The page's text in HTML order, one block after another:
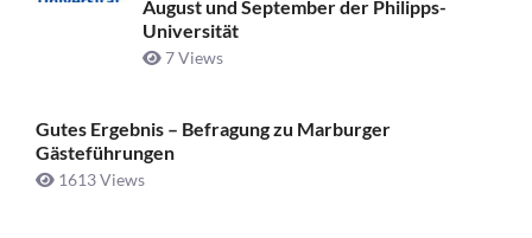
August und September der Philipps-
Universität
7 Views
Gutes Ergebnis – Befragung zu Marburger
Gästeführungen
1613 Views